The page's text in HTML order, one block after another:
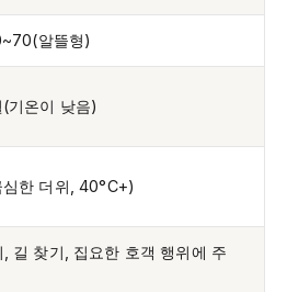
알뜰형)
기온이 낮음)
한 더위, 40°C+)
, 길 찾기, 집요한 호객 행위에 주